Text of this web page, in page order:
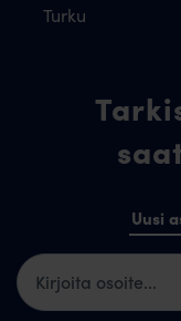
Turku
Uusi
Kotiosoite